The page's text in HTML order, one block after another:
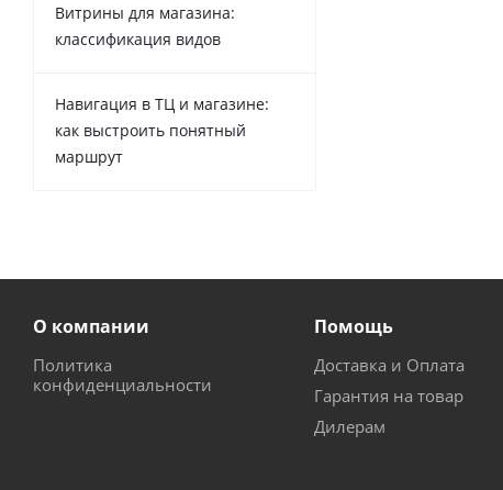
Витрины для магазина:
классификация видов
Навигация в ТЦ и магазине:
как выстроить понятный
маршрут
О компании
Политика
конфиденциальности
Помощь
Доставка и Оплата
Гарантия на товар
Дилерам